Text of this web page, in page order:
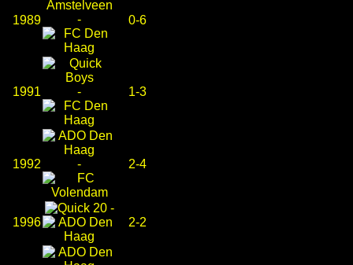
1989 - 0-6
1991 - 1-3
1992 - 2-4
1996
-
2-2